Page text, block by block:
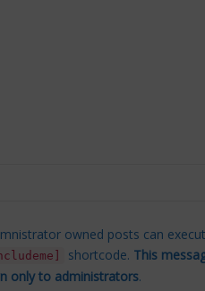
owned posts can
shortcode. This
only to administrators.